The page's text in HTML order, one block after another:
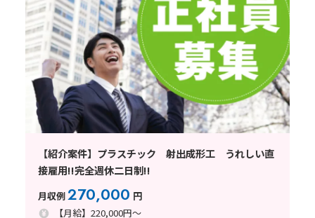
【紹介案件】プラスチック 射出成形工 うれしい直
接雇用!!完全週休二日制!!
月収例270,000 円
【月給】220,000円～